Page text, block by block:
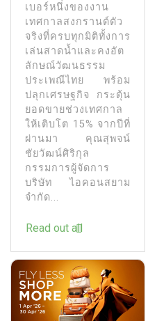
เบอร์หนึ่งของงาน
เทศกาลสงกรานต์ตัว
จริงที่ครบทุกมิติทั้งการ
เล่นสาดน้ำและคงอัต
ลักษณ์วัฒนธรรม
ประเพณีไทย พร้อม
ปลุกเศรษฐกิจ กระตุ้น
ยอดขายช่วงเทศกาล
ให้เติบโต 15% จากปีที่
ผ่านมา คุณสุพจน์
ชัยวัฒน์ศิริกุล
กรรมการผู้จัดการ
บริษัท ไอคอนสยาม
จำกัด...
Read out all